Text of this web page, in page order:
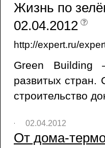
Жизнь по
02.04.2012
http://expert.ru/
Green Building
развитых стран.
строительство
02.04.2012
От дома-